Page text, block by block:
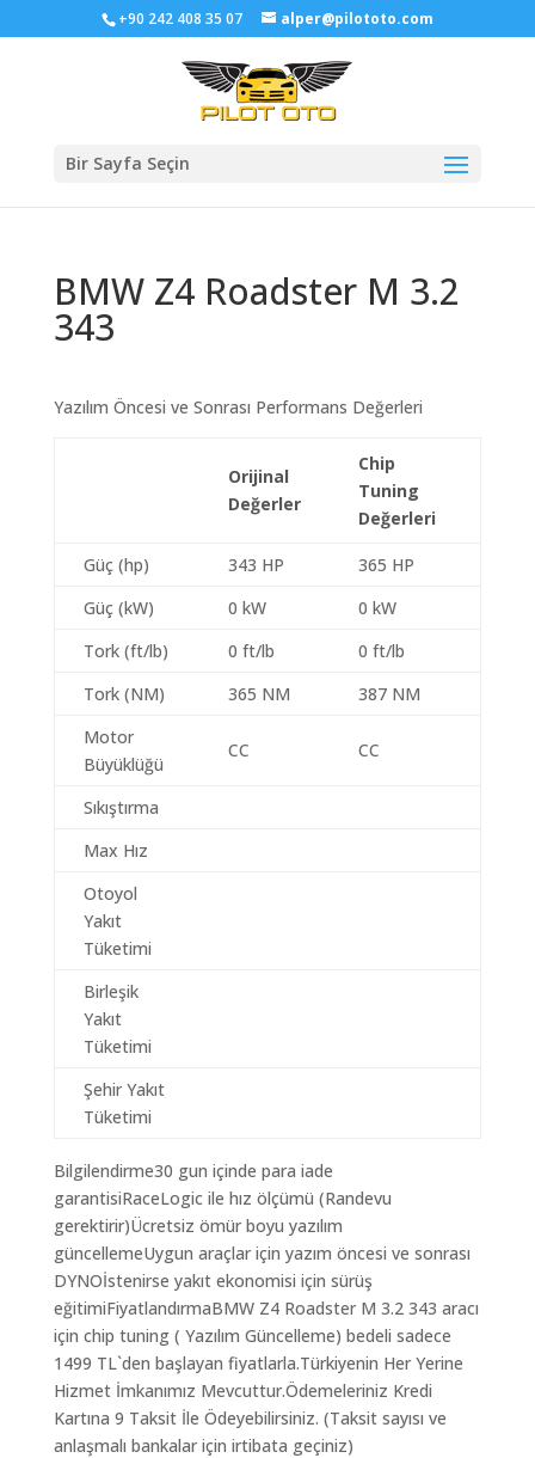
+90 242 408 35 07 alper@pilototo.com
Bir Sayfa Seçin
BMW Z4 Roadster M 3.2
343
Yazılım Öncesi ve Sonrası Performans Değerleri
Orijinal
Değerler
Chip
Tuning
Değerleri
Güç (hp) 343 HP
365 HP
Güç (kW)
0 kW
0 kW
Tork (ft/lb)
0 ft/lb
0 ft/lb
Tork (NM)
365 NM
387 NM
Motor
Büyüklüğü
CC CC
Sıkıştırma
Max Hız
Otoyol
Yakıt
Tüketimi
Birleşik
Yakıt
Tüketimi
Şehir Yakıt
Tüketimi
Bilgilendirme30 gun içinde para iade
garantisiRaceLogic ile hız ölçümü (Randevu
gerektirir)Ücretsiz ömür boyu yazılım
güncellemeUygun araçlar için yazım öncesi ve sonrası
DYNOİstenirse yakıt ekonomisi için sürüş
eğitimiFiyatlandırmaBMW Z4 Roadster M 3.2 343 aracı
için chip tuning ( Yazılım Güncelleme) bedeli sadece
1499 TL`den başlayan fiyatlarla.Türkiyenin Her Yerine
Hizmet İmkanımız Mevcuttur.Ödemeleriniz Kredi
Kartına 9 Taksit İle Ödeyebilirsiniz. (Taksit sayısı ve
anlaşmalı bankalar için irtibata geçiniz)